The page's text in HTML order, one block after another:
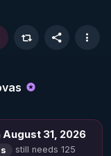
31, 2026
still needs 125